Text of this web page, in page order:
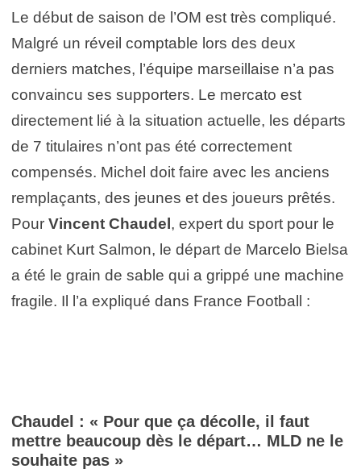
Le début de saison de l’OM est très compliqué.
Malgré un réveil comptable lors des deux
derniers matches, l’équipe marseillaise n’a pas
convaincu ses supporters. Le mercato est
directement lié à la situation actuelle, les départs
de 7 titulaires n’ont pas été correctement
compensés. Michel doit faire avec les anciens
remplaçants, des jeunes et des joueurs prêtés.
Pour Vincent Chaudel , expert du sport pour le
cabinet Kurt Salmon, le départ de Marcelo Bielsa
a été le grain de sable qui a grippé une machine
fragile. Il l’a expliqué dans France Football :
Chaudel : « Pour que ça décolle, il faut
mettre beaucoup dès le départ… MLD ne le
souhaite pas »